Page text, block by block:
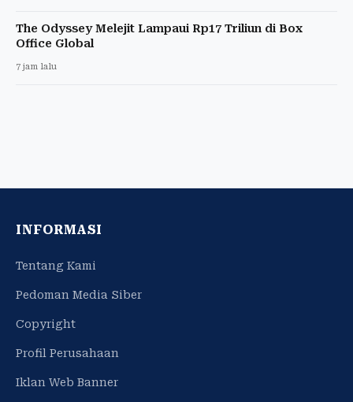
The Odyssey Melejit Lampaui Rp17 Triliun di Box
Office Global
7 jam lalu
INFORMASI
Tentang Kami
Pedoman Media Siber
Copyright
Profil Perusahaan
Iklan Web Banner